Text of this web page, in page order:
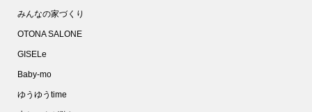
みんなの家づくり
OTONA SALONE
GISELe
Baby-mo
ゆうゆうtime